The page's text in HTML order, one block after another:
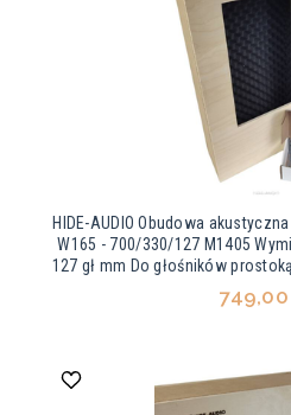
HIDE-AUDIO Obudowa
W165 - 700/330/127 M1405
127 gł mm Do głośników
749,00